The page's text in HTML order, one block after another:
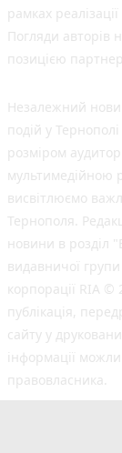
рамках
Погляди авторів
позицією
Незалежний
подій у
розміром
мультимедійною
висвітлюємо
Тернополя.
новини в розділ
видавничої
корпорації RIA
публiкацiя,
сайту у
інформації
правовласника.